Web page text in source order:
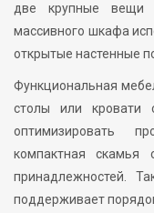
две крупные вещи
массивного шкафа
открытые настенные
Функциональная
столы или кровати
оптимизировать
компактная скамья
принадлежностей.
поддерживает